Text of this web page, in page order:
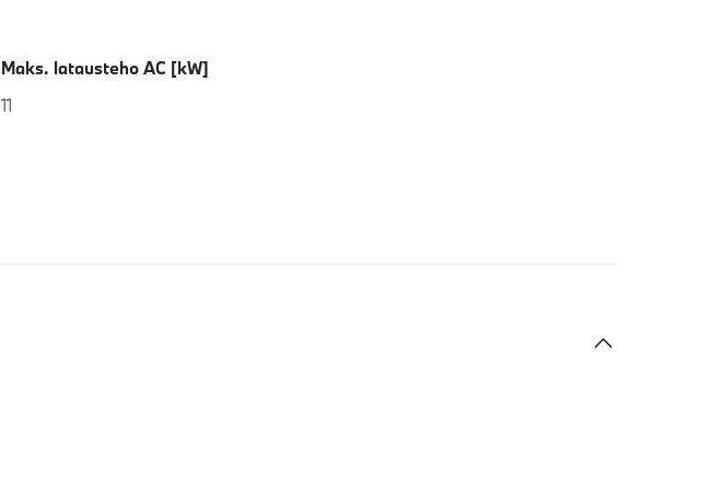
Maks. latausteho AC [kW]
11